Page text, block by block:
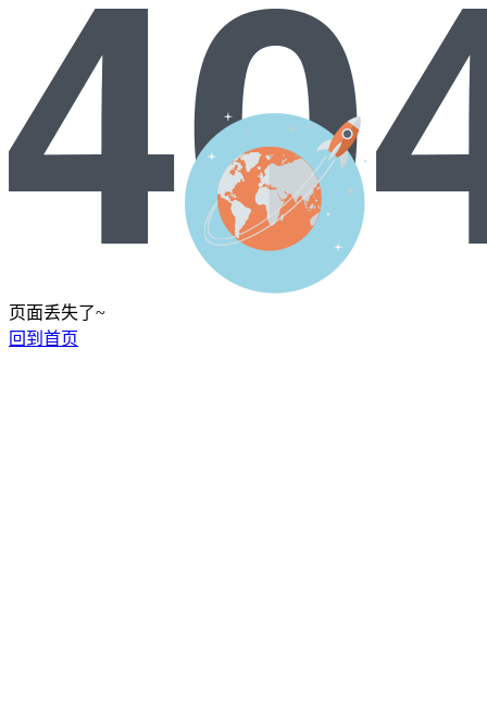
页面丢失了~
回到首页